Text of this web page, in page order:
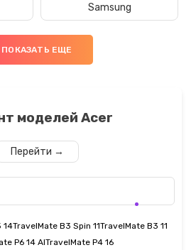
Samsung
ПОКАЗАТЬ ЕЩЕ
моделей Acer
Перейти →
14TravelMate B3 Spin 11TravelMate B3 11
P6 14 AITravelMate P4 16